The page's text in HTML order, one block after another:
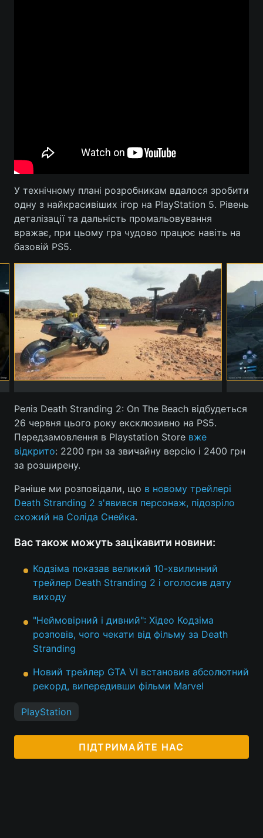
У технічному плані розробникам вдалося зробити
одну з найкрасивіших ігор на PlayStation 5. Рівень
деталізації та дальність промальовування
вражає, при цьому гра чудово працює навіть на
базовій PS5.
Реліз Death Stranding 2: On The Beach відбудеться
26 червня цього року ексклюзивно на PS5.
Передзамовлення в Playstation Store вже
відкрито: 2200 грн за звичайну версію і 2400 грн
за розширену.
Раніше ми розповідали, що в новому трейлері
Death Stranding 2 з'явився персонаж, підозріло
схожий на Соліда Снейка.
Вас також можуть зацікавити новини:
Кодзіма показав великий 10-хвилинний
трейлер Death Stranding 2 і оголосив дату
виходу
"Неймовірний і дивний": Хідео Кодзіма
розповів, чого чекати від фільму за Death
Stranding
Новий трейлер GTA VI встановив абсолютний
рекорд, випередивши фільми Marvel
PlayStation
ПІДТРИМАЙТЕ НАС